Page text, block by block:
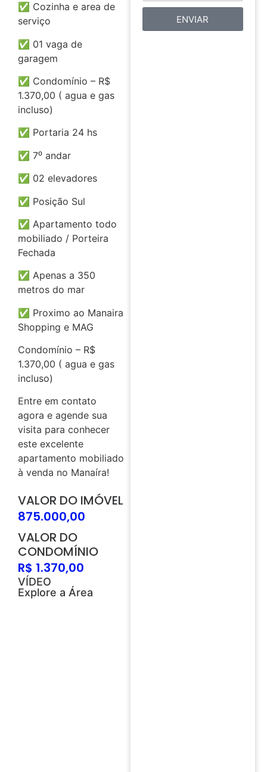
✅ Cozinha e area de
serviço
✅ 01 vaga de
garagem
✅ Condomínio – R$
1.370,00 ( agua e gas
incluso)
✅ Portaria 24 hs
✅ 7⁰ andar
✅ 02 elevadores
✅ Posição Sul
✅ Apartamento todo
mobiliado / Porteira
Fechada
✅ Apenas a 350
metros do mar
✅ Proximo ao Manaira
Shopping e MAG
Condomínio – R$
1.370,00 ( agua e gas
incluso)
Entre em contato
agora e agende sua
visita para conhecer
este excelente
apartamento mobiliado
à venda no Manaíra!
VALOR DO IMÓVEL
875.000,00
VALOR DO
CONDOMÍNIO
R$ 1.370,00
VÍDEO
Explore a Área
ENVIAR